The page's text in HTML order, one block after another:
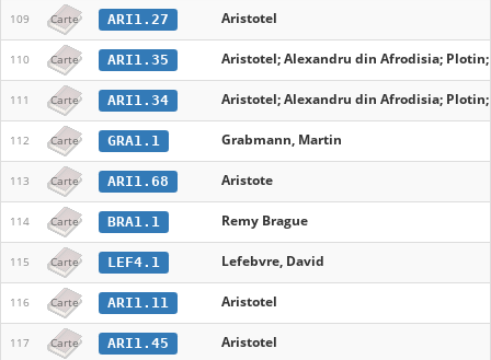
109 Carte ARI1.27 Aristotel
110 Carte ARI1.35 Aristotel; Alexandru din Afrodisia;
111 Carte ARI1.34 Aristotel; Alexandru din Afrodisia;
112 Carte GRA1.1 Grabmann, Martin
113 Carte ARI1.68 Aristote
114 Carte BRA1.1 Remy Brague
115 Carte LEF4.1 Lefebvre, David
116 Carte ARI1.11 Aristotel
117 Carte ARI1.45 Aristotel